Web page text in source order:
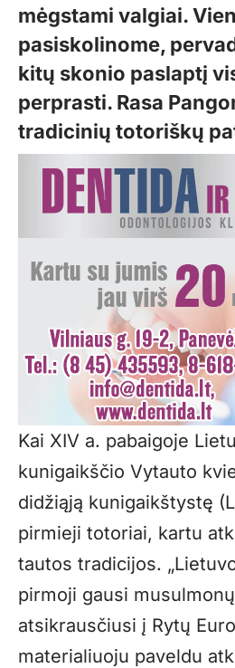
mėgstami valgiai.
pasiskolinome,
kitų skonio paslaptį
perprasti. Rasa
tradicinių totoriškų
Kai XIV a. pabaigoje
kunigaikščio Vytauto
didžiąją kunigaikštystę
pirmieji totoriai, kartu
tautos tradicijos.
pirmoji gausi
atsikrausčiusi į Rytų
materialiuoju paveldu